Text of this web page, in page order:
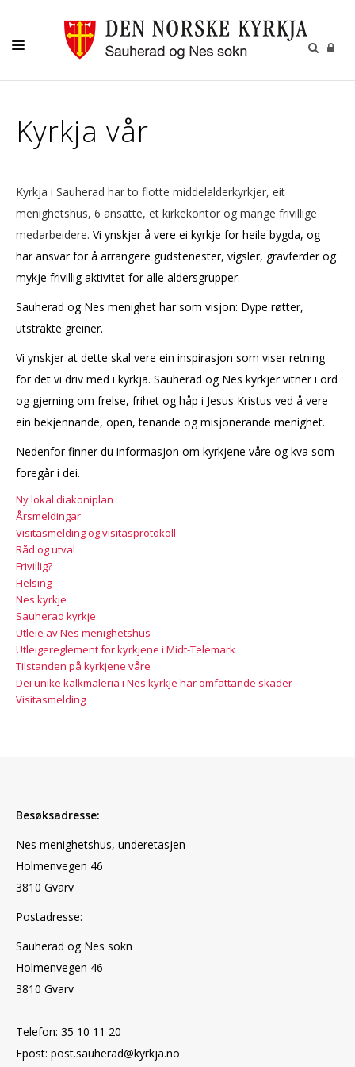
BARN OG UNGE
MISJON OG GIVERTENESTE
KULTUR
GRAVFERD
KALENDER
OM OSS
Kyrkja vår
Kyrkja i Sauherad har to flotte middelalderkyrkjer, eit
menighetshus, 6 ansatte, et kirkekontor og mange frivillige
medarbeidere. Vi ynskjer å vere ei kyrkje for heile bygda, og
har ansvar for å arrangere gudstenester, vigsler, gravferder og
mykje frivillig aktivitet for alle aldersgrupper.
Sauherad og Nes menighet har som visjon: Dype røtter,
utstrakte greiner.
Vi ynskjer at dette skal vere ein inspirasjon som viser retning
for det vi driv med i kyrkja. Sauherad og Nes kyrkjer vitner i ord
og gjerning om frelse, frihet og håp i Jesus Kristus ved å vere
ein bekjennande, open, tenande og misjonerande menighet.
Nedenfor finner du informasjon om kyrkjene våre og kva som
foregår i dei.
Ny lokal diakoniplan
Årsmeldingar
Visitasmelding og visitasprotokoll
Råd og utval
Frivillig?
Helsing
Nes kyrkje
Sauherad kyrkje
Utleie av Nes menighetshus
Utleigereglement for kyrkjene i Midt-Telemark
Tilstanden på kyrkjene våre
Dei unike kalkmaleria i Nes kyrkje har omfattande skader
Visitasmelding
Besøksadresse:
Nes menighetshus, underetasjen
Holmenvegen 46
3810 Gvarv
Postadresse:
Sauherad og Nes sokn
Holmenvegen 46
3810 Gvarv
Telefon: 35 10 11 20
Epost: post.sauherad@kyrkja.no